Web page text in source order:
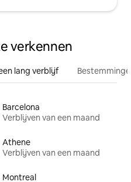
verkennen
lang verblijf
Barcelona
Verblijven van een maand
Athene
Verblijven van een maand
Montreal